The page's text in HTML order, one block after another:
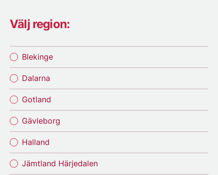
Välj region:
Blekinge
Dalarna
Gotland
Gävleborg
Halland
Jämtland Härjedalen